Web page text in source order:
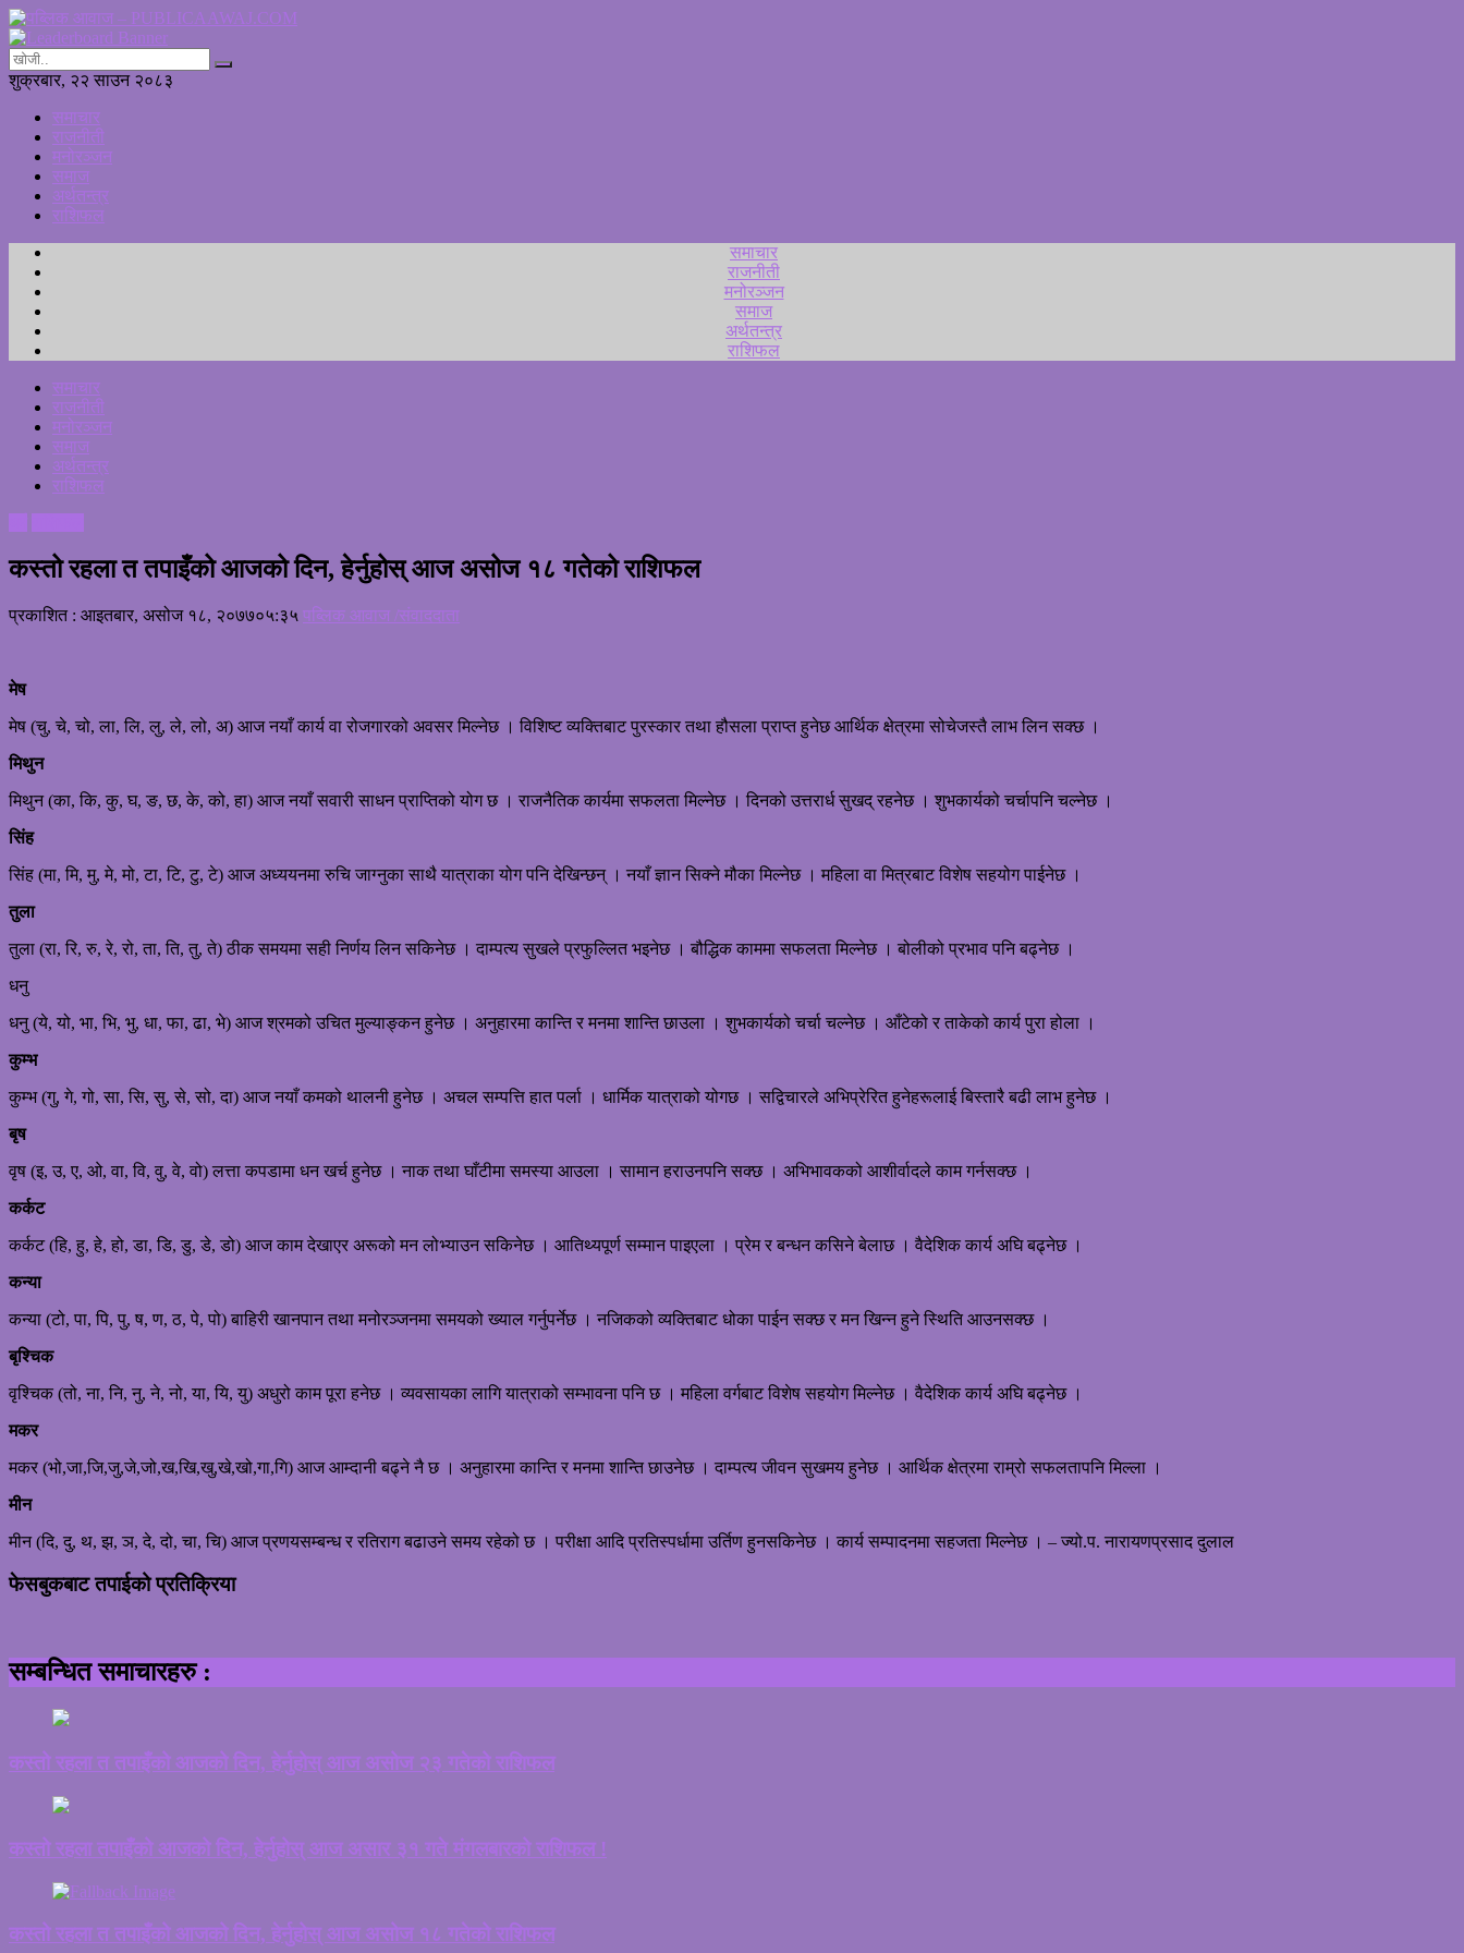
शुक्रबार, २२ साउन २०८३
समाचार
राजनीती
मनोरञ्जन
समाज
अर्थतन्त्र
राशिफल
समाचार
राजनीती
मनोरञ्जन
समाज
अर्थतन्त्र
राशिफल
समाचार
राजनीती
मनोरञ्जन
समाज
अर्थतन्त्र
राशिफल
कस्तो रहला त तपाइँको आजको दिन, हेर्नुहोस् आज असोज १८ गतेको राशिफल
प्रकाशित : आइतबार, असोज १८, २०७७०५:३५ पब्लिक आवाज /संवाददाता
मेष
मेष (चु, चे, चो, ला, लि, लु, ले, लो, अ) आज नयाँ कार्य वा रोजगारको अवसर मिल्नेछ । विशिष्ट व्यक्तिबाट पुरस्कार तथा हौसला प्राप्त हुनेछ आर्थिक क्षेत्रमा सोचेजस्तै लाभ लिन सक्छ ।
मिथुन
मिथुन (का, कि, कु, घ, ङ, छ, के, को, हा) आज नयाँ सवारी साधन प्राप्तिको योग छ । राजनैतिक कार्यमा सफलता मिल्नेछ । दिनको उत्तरार्ध सुखद् रहनेछ । शुभकार्यको चर्चापनि चल्नेछ ।
सिंह
सिंह (मा, मि, मु, मे, मो, टा, टि, टु, टे) आज अध्ययनमा रुचि जाग्नुका साथै यात्राका योग पनि देखिन्छन् । नयाँ ज्ञान सिक्ने मौका मिल्नेछ । महिला वा मित्रबाट विशेष सहयोग पाईनेछ ।
तुला
तुला (रा, रि, रु, रे, रो, ता, ति, तु, ते) ठीक समयमा सही निर्णय लिन सकिनेछ । दाम्पत्य सुखले प्रफुल्लित भइनेछ । बौद्धिक काममा सफलता मिल्नेछ । बोलीको प्रभाव पनि बढ्नेछ ।
धनु
धनु (ये, यो, भा, भि, भु, धा, फा, ढा, भे) आज श्रमको उचित मुल्याङ्कन हुनेछ । अनुहारमा कान्ति र मनमा शान्ति छाउला । शुभकार्यको चर्चा चल्नेछ । आँटेको र ताकेको कार्य पुरा होला ।
कुम्भ
कुम्भ (गु, गे, गो, सा, सि, सु, से, सो, दा) आज नयाँ कमको थालनी हुनेछ । अचल सम्पत्ति हात पर्ला । धार्मिक यात्राको योगछ । सद्विचारले अभिप्रेरित हुनेहरूलाई बिस्तारै बढी लाभ हुनेछ ।
बृष
वृष (इ, उ, ए, ओ, वा, वि, वु, वे, वो) लत्ता कपडामा धन खर्च हुनेछ । नाक तथा घाँटीमा समस्या आउला । सामान हराउनपनि सक्छ । अभिभावकको आशीर्वादले काम गर्नसक्छ ।
कर्कट
कर्कट (हि, हु, हे, हो, डा, डि, डु, डे, डो) आज काम देखाएर अरूको मन लोभ्याउन सकिनेछ । आतिथ्यपूर्ण सम्मान पाइएला । प्रेम र बन्धन कसिने बेलाछ । वैदेशिक कार्य अघि बढ्नेछ ।
कन्या
कन्या (टो, पा, पि, पु, ष, ण, ठ, पे, पो) बाहिरी खानपान तथा मनोरञ्जनमा समयको ख्याल गर्नुपर्नेछ । नजिकको व्यक्तिबाट धोका पाईन सक्छ र मन खिन्न हुने स्थिति आउनसक्छ ।
बृश्चिक
वृश्चिक (तो, ना, नि, नु, ने, नो, या, यि, यु) अधुरो काम पूरा हनेछ । व्यवसायका लागि यात्राको सम्भावना पनि छ । महिला वर्गबाट विशेष सहयोग मिल्नेछ । वैदेशिक कार्य अघि बढ्नेछ ।
मकर
मकर (भो,जा,जि,जु,जे,जो,ख,खि,खु,खे,खो,गा,गि) आज आम्दानी बढ्ने नै छ । अनुहारमा कान्ति र मनमा शान्ति छाउनेछ । दाम्पत्य जीवन सुखमय हुनेछ । आर्थिक क्षेत्रमा राम्रो सफलतापनि मिल्ला ।
मीन
मीन (दि, दु, थ, झ, ञ, दे, दो, चा, चि) आज प्रणयसम्बन्ध र रतिराग बढाउने समय रहेको छ । परीक्षा आदि प्रतिस्पर्धामा उर्तिण हुनसकिनेछ । कार्य सम्पादनमा सहजता मिल्नेछ । – ज्यो.प. नारायणप्रसाद दुलाल
फेसबुकबाट तपाईको प्रतिक्रिया
सम्बन्धित समाचारहरु :
कस्तो रहला त तपाइँको आजको दिन, हेर्नुहोस् आज असोज २३ गतेको राशिफल
कस्तो रहला तपाइँको आजको दिन, हेर्नुहोस् आज असार ३१ गते मंगलबारको राशिफल !
कस्तो रहला त तपाइँको आजको दिन, हेर्नुहोस् आज असोज १८ गतेको राशिफल